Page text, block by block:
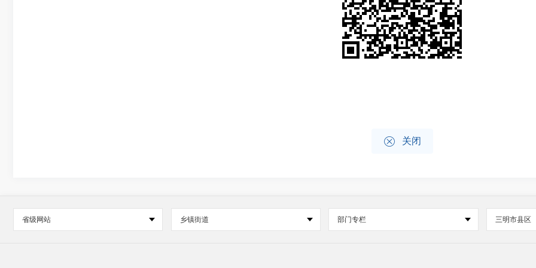
 关闭
省级网站 乡镇街道 部门专栏 三明市县区